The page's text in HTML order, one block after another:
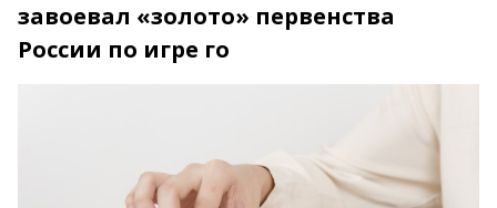
завоевал «золото» первенства
России по игре го